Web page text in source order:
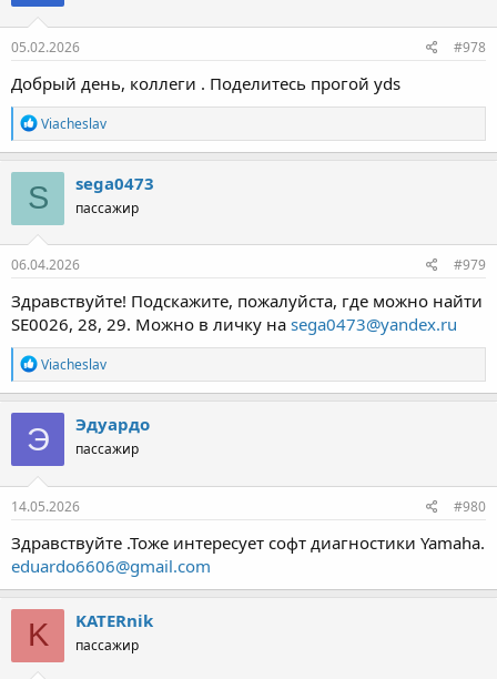
05.02.2026 #978
Добрый день, коллеги . Поделитесь прогой yds
Р
е
а
к
ц
и
и
:
Viacheslav
S sega0473
пассажир
06.04.2026 #979
Здравствуйте! Подскажите, пожалуйста, где можно найти
SE0026, 28, 29. Можно в личку на sega0473@yandex.ru
Р
е
а
к
ц
и
и
:
Viacheslav
Э Эдуардо
пассажир
14.05.2026 #980
Здравствуйте .Тоже интересует софт диагностики Yamaha.
eduardo6606@gmail.com
K KATERnik
пассажир